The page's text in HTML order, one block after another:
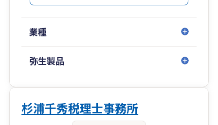
業種
弥生製品
杉浦千秀税理士事務所